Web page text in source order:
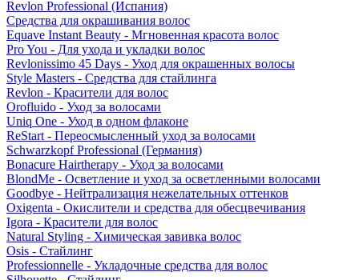
Revlon Professional (Испания)
Средства для окрашивания волос
Equave Instant Beauty - Мгновенная красота волос
Pro You - Для ухода и укладки волос
Revlonissimo 45 Days - Уход для окрашенных волосы
Style Masters - Средства для стайлинга
Revlon - Красители для волос
Orofluido - Уход за волосами
Uniq One - Уход в одном флаконе
ReStart - Переосмысленный уход за волосами
Schwarzkopf Professional (Германия)
Bonacure Hairtherapy - Уход за волосами
BlondMe - Осветление и уход за осветленными волосами
Goodbye - Нейтрализация нежелательных оттенков
Oxigenta - Окислители и средства для обесцвечивания
Igora - Красители для волос
Natural Styling - Химическая завивка волос
Osis - Стайлинг
Professionnelle - Укладочные средства для волос